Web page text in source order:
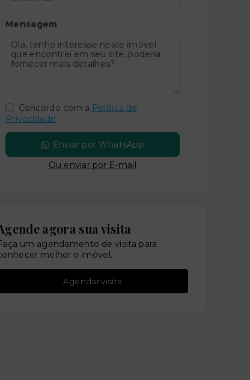
Mensagem
Concordo com a Política de
Privacidade
Enviar por WhatsApp
Ou enviar por E-mail
agora sua visita
um agendamento de visita para
melhor o imóvel.
Agendar visita